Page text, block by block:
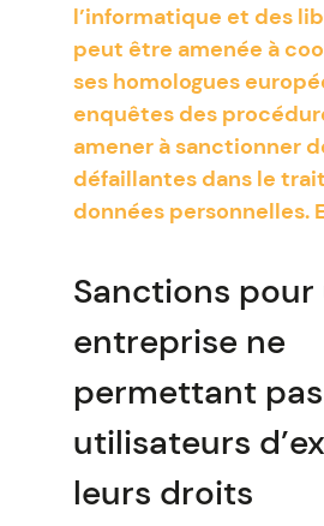
l’informatique et des
peut être amenée à
ses homologues
enquêtes des
amener à sanctionner
défaillantes dans le
données personnelles.
Sanctions pour
entreprise ne
permettant
utilisateurs
leurs droits